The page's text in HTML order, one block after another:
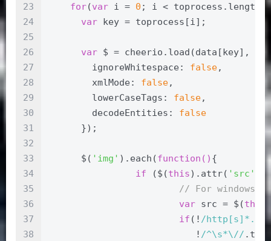
23
24
25
26
27
28
29
30
31
32
33
34
35
36
37
38
for(var i = 0 ; i < toprocess.length;
var key = toprocess[i];
var $ = cheerio.load(data[key], {
        ignoreWhitespace:
false,
        xmlMode:
false,
        lowerCaseTags:
false,
        decodeEntities:
false
      });
      $(
'img' ).each(function ( ) {
if ($(this).attr( 'src'
// For windows
var src = $(this
if (! /
			   !
/^\s*\//